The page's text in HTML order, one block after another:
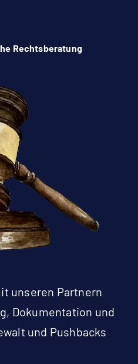
Rechtsberatung
unseren Partnern
Dokumentation und
und Pushbacks